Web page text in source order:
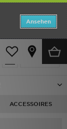
Ansehen
verfeinern
ACCESSOIRES